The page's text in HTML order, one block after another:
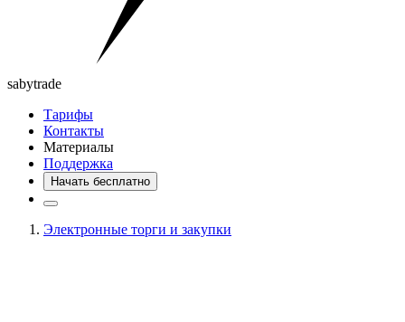
sabytrade
Тарифы
Контакты
Материалы
Поддержка
Начать бесплатно
Электронные торги и закупки